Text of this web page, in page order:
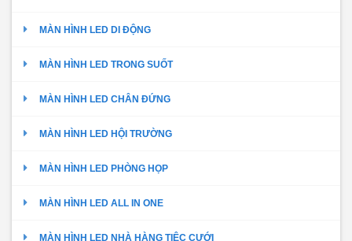
MÀN HÌNH LED DI ĐỘNG
MÀN HÌNH LED TRONG SUỐT
MÀN HÌNH LED CHÂN ĐỨNG
MÀN HÌNH LED HỘI TRƯỜNG
MÀN HÌNH LED PHÒNG HỌP
MÀN HÌNH LED ALL IN ONE
MÀN HÌNH LED NHÀ HÀNG TIỆC CƯỚI